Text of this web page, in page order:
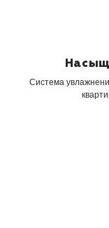
Система